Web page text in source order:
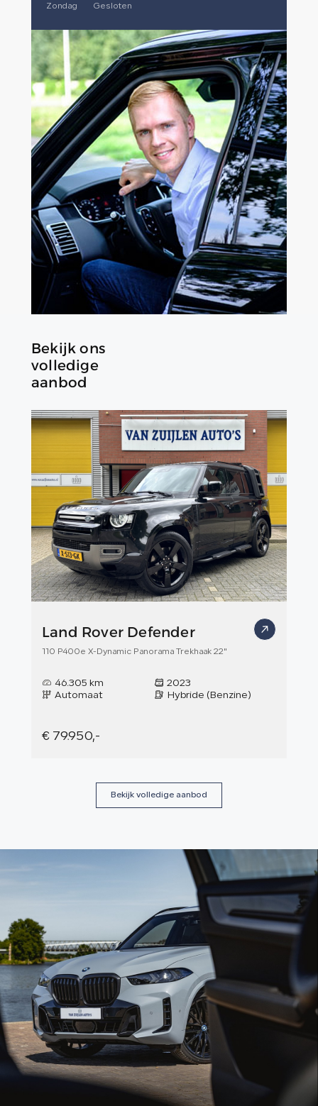
Zondag Gesloten
Bekijk ons
volledige
aanbod
Land Rover Defender
110 P400e X-Dynamic Panorama Trekhaak 22"
46.305 km
2023
Automaat
Hybride (Benzine)
€ 79.950,-
Bekijk volledige aanbod